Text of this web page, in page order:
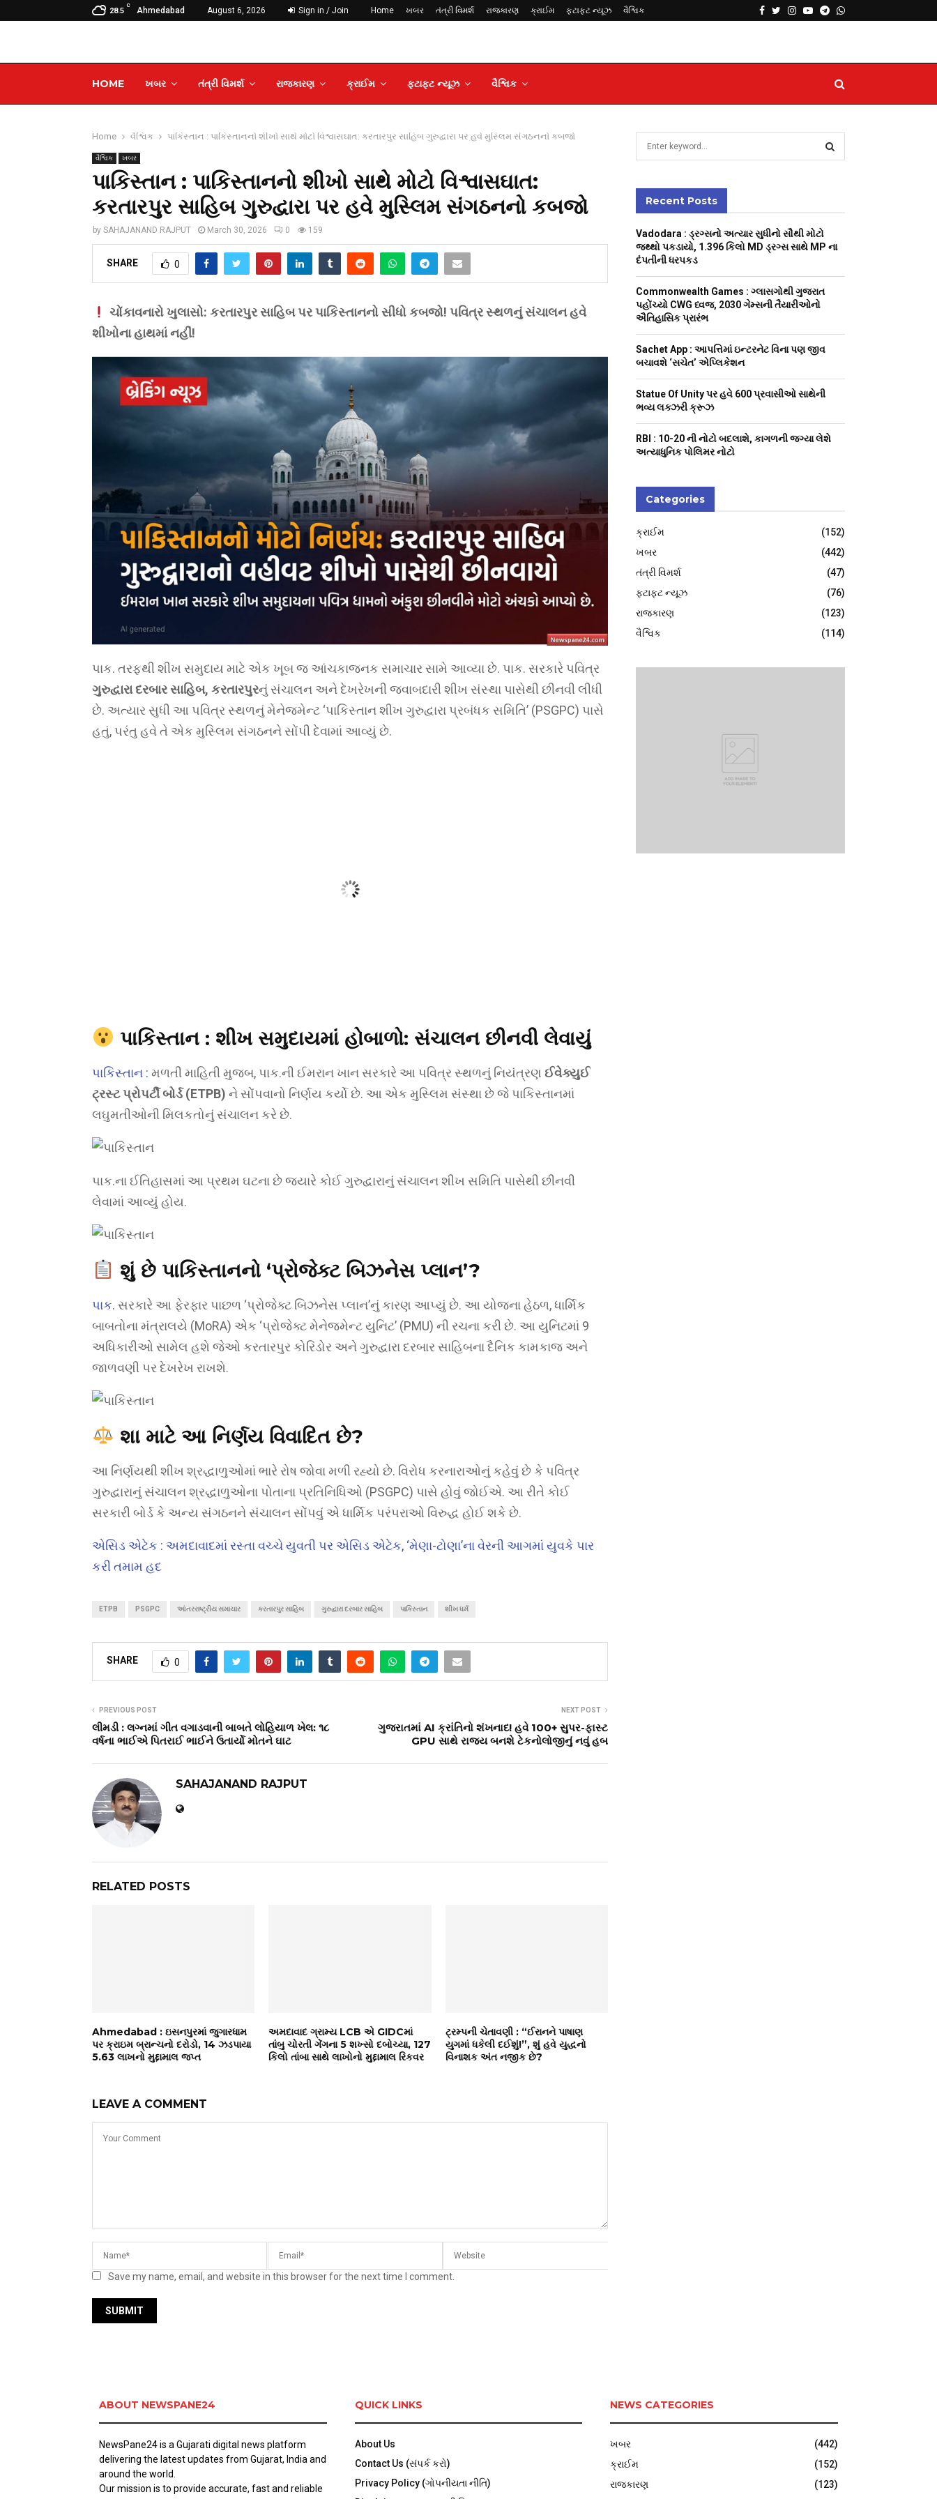
28.5
C
Ahmedabad August 6, 2026 Sign in / Join Home ખબર તંત્રી વિમર્શ રાજકારણ ક્રાઈમ ફટાફટ ન્યૂઝ વૈશ્વિક Facebook
Twitter
Instagram
YoutubeTelegram
Whatsapp
HOME ખબર તંત્રી વિમર્શ રાજકારણ ક્રાઈમ ફટાફટ ન્યૂઝ વૈશ્વિક
Home વૈશ્વિક પાકિસ્તાન : પાકિસ્તાનનો શીખો સાથે મોટો વિશ્વાસઘાત: કરતારપુર સાહિબ ગુરુદ્વારા પર હવે મુસ્લિમ સંગઠનનો કબજો
વૈશ્વિક ખબર
પાકિસ્તાન : પાકિસ્તાનનો શીખો સાથે મોટો વિશ્વાસઘાત:
કરતારપુર સાહિબ ગુરુદ્વારા પર હવે મુસ્લિમ સંગઠનનો કબજો
by SAHAJANAND RAJPUT March 30, 2026 0 159
SHARE 0
ચોંકાવનારો ખુલાસો: કરતારપુર સાહિબ પર પાકિસ્તાનનો સીધો કબજો! પવિત્ર સ્થળનું સંચાલન હવે
શીખોના હાથમાં નહીં!
પાક. તરફથી શીખ સમુદાય માટે એક ખૂબ જ આંચકાજનક સમાચાર સામે આવ્યા છે. પાક. સરકારે પવિત્ર
ગુરુદ્વારા દરબાર સાહિબ, કરતારપુરનું સંચાલન અને દેખરેખની જવાબદારી શીખ સંસ્થા પાસેથી છીનવી લીધી
છે. અત્યાર સુધી આ પવિત્ર સ્થળનું મેનેજમેન્ટ ‘પાકિસ્તાન શીખ ગુરુદ્વારા પ્રબંધક સમિતિ’ (PSGPC) પાસે
હતું, પરંતુ હવે તે એક મુસ્લિમ સંગઠનને સોંપી દેવામાં આવ્યું છે.
પાકિસ્તાન : શીખ સમુદાયમાં હોબાળો: સંચાલન છીનવી લેવાયું
પાકિસ્તાન : મળતી માહિતી મુજબ, પાક.ની ઈમરાન ખાન સરકારે આ પવિત્ર સ્થળનું નિયંત્રણ ઈવેક્યુઈ
ટ્રસ્ટ પ્રોપર્ટી બોર્ડ (ETPB) ને સોંપવાનો નિર્ણય કર્યો છે. આ એક મુસ્લિમ સંસ્થા છે જે પાકિસ્તાનમાં
લઘુમતીઓની મિલકતોનું સંચાલન કરે છે.
પાક.ના ઈતિહાસમાં આ પ્રથમ ઘટના છે જ્યારે કોઈ ગુરુદ્વારાનું સંચાલન શીખ સમિતિ પાસેથી છીનવી
લેવામાં આવ્યું હોય.
શું છે પાકિસ્તાનનો ‘પ્રોજેક્ટ બિઝનેસ પ્લાન’?
પાક. સરકારે આ ફેરફાર પાછળ ‘પ્રોજેક્ટ બિઝનેસ પ્લાન’નું કારણ આપ્યું છે. આ યોજના હેઠળ, ધાર્મિક
બાબતોના મંત્રાલયે (MoRA) એક ‘પ્રોજેક્ટ મેનેજમેન્ટ યુનિટ’ (PMU) ની રચના કરી છે. આ યુનિટમાં 9
અધિકારીઓ સામેલ હશે જેઓ કરતારપુર કોરિડોર અને ગુરુદ્વારા દરબાર સાહિબના દૈનિક કામકાજ અને
જાળવણી પર દેખરેખ રાખશે.
શા માટે આ નિર્ણય વિવાદિત છે?
આ નિર્ણયથી શીખ શ્રદ્ધાળુઓમાં ભારે રોષ જોવા મળી રહ્યો છે. વિરોધ કરનારાઓનું કહેવું છે કે પવિત્ર
ગુરુદ્વારાનું સંચાલન શ્રદ્ધાળુઓના પોતાના પ્રતિનિધિઓ (PSGPC) પાસે હોવું જોઈએ. આ રીતે કોઈ
સરકારી બોર્ડ કે અન્ય સંગઠનને સંચાલન સોંપવું એ ધાર્મિક પરંપરાઓ વિરુદ્ધ હોઈ શકે છે.
એસિડ એટેક : અમદાવાદમાં રસ્તા વચ્ચે યુવતી પર એસિડ એટેક, ‘મેણા-ટોણા’ના વેરની આગમાં યુવકે પાર
કરી તમામ હદ
ETPB PSGPC આંતરરાષ્ટ્રીય સમાચાર કરતારપુર સાહિબ ગુરુદ્વારા દરબાર સાહિબ પાકિસ્તાન શીખ ધર્મ
SHARE 0
PREVIOUS POST
લીમડી : લગ્નમાં ગીત વગાડવાની બાબતે લોહિયાળ ખેલ: ૧૮
વર્ષના ભાઈએ પિતરાઈ ભાઈને ઉતાર્યો મોતને ઘાટ
NEXT POST
ગુજરાતમાં AI ક્રાંતિનો શંખનાદ! હવે 100+ સુપર-ફાસ્ટ
GPU સાથે રાજ્ય બનશે ટેકનોલોજીનું નવું હબ
SAHAJANAND RAJPUT
RELATED POSTS
Ahmedabad : ઇસનપુરમાં જુગારધામ
પર ક્રાઇમ બ્રાન્ચનો દરોડો, 14 ઝડપાયા
₹5.63 લાખનો મુદ્દામાલ જપ્ત
અમદાવાદ ગ્રામ્ય LCB એ GIDCમાં
તાંબુ ચોરતી ગેંગના 5 શખ્સો દબોચ્યા, 127
કિલો તાંબા સાથે લાખોનો મુદ્દામાલ રિકવર
ટ્રમ્પની ચેતાવણી : “ઈરાનને પાષાણ
યુગમાં ધકેલી દઈશું!”, શું હવે યુદ્ધનો
વિનાશક અંત નજીક છે?
LEAVE A COMMENT
Save my name, email, and website in this browser for the next time I comment.
h
f
o
r
Recent Posts
Vadodara : ડ્રગ્સનો અત્યાર સુધીનો સૌથી મોટો
જથ્થો પકડાયો, 1.396 કિલો MD ડ્રગ્સ સાથે MP ના
દંપતીની ધરપકડ
Commonwealth Games : ગ્લાસગોથી ગુજરાત
પહોંચ્યો CWG ધ્વજ, 2030 ગેમ્સની તૈયારીઓનો
ઐતિહાસિક પ્રારંભ
Sachet App : આપત્તિમાં ઇન્ટરનેટ વિના પણ જીવ
બચાવશે ‘સચેત’ એપ્લિકેશન
Statue Of Unity પર હવે 600 પ્રવાસીઓ સાથેની
ભવ્ય લક્ઝરી ક્રૂઝ
RBI : ₹10-20 ની નોટો બદલાશે, કાગળની જગ્યા લેશે
અત્યાધુનિક પોલિમર નોટો
Categories
ક્રાઈમ
(152)
ખબર
(442)
તંત્રી વિમર્શ
(47)
ફટાફટ ન્યૂઝ
(76)
રાજકારણ
(123)
વૈશ્વિક
(114)
ABOUT NEWSPANE24
NewsPane24 is a Gujarati digital news platform
delivering the latest updates from Gujarat, India and
around the world.
Our mission is to provide accurate, fast and reliable
QUICK LINKS
About Us
Contact Us (સંપર્ક કરો)
Privacy Policy (ગોપનીયતા નીતિ)
NEWS CATEGORIES
ખબર
(442)
ક્રાઈમ
(152)
રાજકારણ
(123)